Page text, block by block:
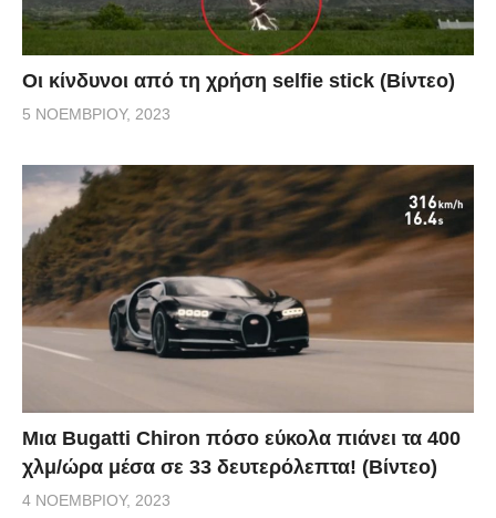
Οι κίνδυνοι από τη χρήση selfie stick (Βίντεο)
5 ΝΟΕΜΒΡΊΟΥ, 2023
Μια Bugatti Chiron πόσο εύκολα πιάνει τα 400
χλμ/ώρα μέσα σε 33 δευτερόλεπτα! (Βίντεο)
4 ΝΟΕΜΒΡΊΟΥ, 2023